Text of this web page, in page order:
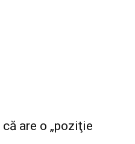
are o „poziţie